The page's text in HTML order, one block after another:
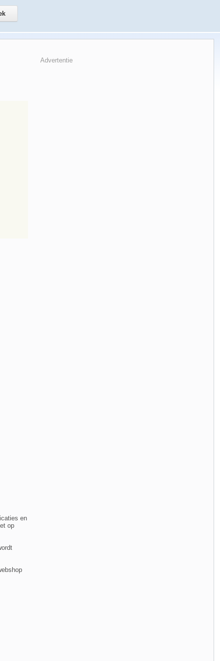
en
op
Advertentie